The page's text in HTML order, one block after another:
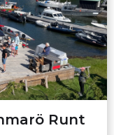
Runt